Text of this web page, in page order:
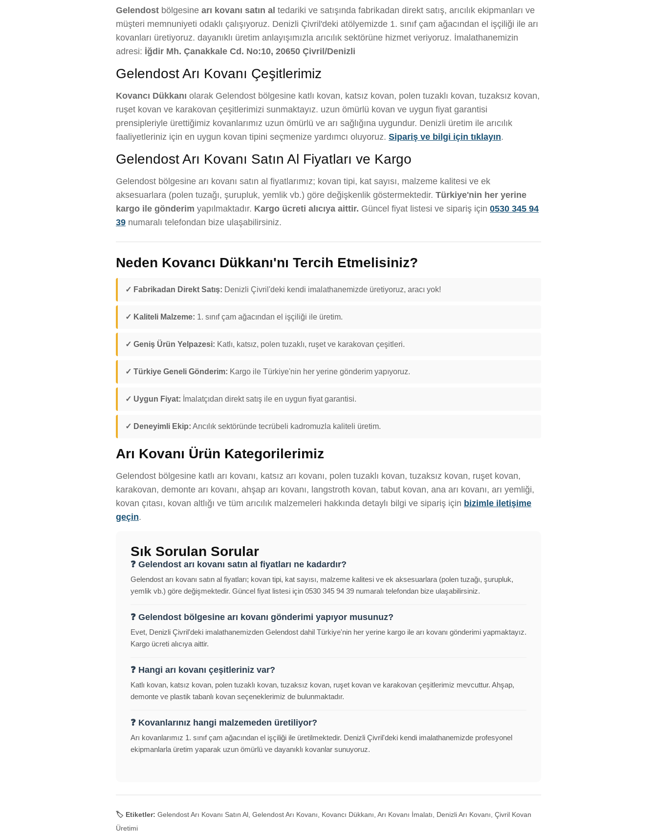
Gelendost bölgesine arı kovanı satın al tedariki ve satışında fabrikadan direkt satış, arıcılık ekipmanları ve
müşteri memnuniyeti odaklı çalışıyoruz. Denizli Çivril'deki atölyemizde 1. sınıf çam ağacından el işçiliği ile arı
kovanları üretiyoruz. dayanıklı üretim anlayışımızla arıcılık sektörüne hizmet veriyoruz. İmalathanemizin
adresi: İğdir Mh. Çanakkale Cd. No:10, 20650 Çivril/Denizli
Gelendost Arı Kovanı Çeşitlerimiz
Kovancı Dükkanı olarak Gelendost bölgesine katlı kovan, katsız kovan, polen tuzaklı kovan, tuzaksız kovan,
ruşet kovan ve karakovan çeşitlerimizi sunmaktayız. uzun ömürlü kovan ve uygun fiyat garantisi
prensipleriyle ürettiğimiz kovanlarımız uzun ömürlü ve arı sağlığına uygundur. Denizli üretim ile arıcılık
faaliyetleriniz için en uygun kovan tipini seçmenize yardımcı oluyoruz. Sipariş ve bilgi için tıklayın.
Gelendost Arı Kovanı Satın Al Fiyatları ve Kargo
Gelendost bölgesine arı kovanı satın al fiyatlarımız; kovan tipi, kat sayısı, malzeme kalitesi ve ek
aksesuarlara (polen tuzağı, şurupluk, yemlik vb.) göre değişkenlik göstermektedir. Türkiye'nin her yerine
kargo ile gönderim yapılmaktadır. Kargo ücreti alıcıya aittir. Güncel fiyat listesi ve sipariş için 0530 345 94
39 numaralı telefondan bize ulaşabilirsiniz.
Neden Kovancı Dükkanı'nı Tercih Etmelisiniz?
✓ Fabrikadan Direkt Satış: Denizli Çivril'deki kendi imalathanemizde üretiyoruz, aracı yok!
✓ Kaliteli Malzeme: 1. sınıf çam ağacından el işçiliği ile üretim.
✓ Geniş Ürün Yelpazesi: Katlı, katsız, polen tuzaklı, ruşet ve karakovan çeşitleri.
✓ Türkiye Geneli Gönderim: Kargo ile Türkiye'nin her yerine gönderim yapıyoruz.
✓ Uygun Fiyat: İmalatçıdan direkt satış ile en uygun fiyat garantisi.
✓ Deneyimli Ekip: Arıcılık sektöründe tecrübeli kadromuzla kaliteli üretim.
Arı Kovanı Ürün Kategorilerimiz
Gelendost bölgesine katlı arı kovanı, katsız arı kovanı, polen tuzaklı kovan, tuzaksız kovan, ruşet kovan,
karakovan, demonte arı kovanı, ahşap arı kovanı, langstroth kovan, tabut kovan, ana arı kovanı, arı yemliği,
kovan çıtası, kovan altlığı ve tüm arıcılık malzemeleri hakkında detaylı bilgi ve sipariş için bizimle iletişime
geçin.
Sık Sorulan Sorular
❓ Gelendost arı kovanı satın al fiyatları ne kadardır?
Gelendost arı kovanı satın al fiyatları; kovan tipi, kat sayısı, malzeme kalitesi ve ek aksesuarlara (polen tuzağı, şurupluk,
yemlik vb.) göre değişmektedir. Güncel fiyat listesi için 0530 345 94 39 numaralı telefondan bize ulaşabilirsiniz.
❓ Gelendost bölgesine arı kovanı gönderimi yapıyor musunuz?
Evet, Denizli Çivril'deki imalathanemizden Gelendost dahil Türkiye'nin her yerine kargo ile arı kovanı gönderimi yapmaktayız.
Kargo ücreti alıcıya aittir.
❓ Hangi arı kovanı çeşitleriniz var?
Katlı kovan, katsız kovan, polen tuzaklı kovan, tuzaksız kovan, ruşet kovan ve karakovan çeşitlerimiz mevcuttur. Ahşap,
demonte ve plastik tabanlı kovan seçeneklerimiz de bulunmaktadır.
❓ Kovanlarınız hangi malzemeden üretiliyor?
Arı kovanlarımız 1. sınıf çam ağacından el işçiliği ile üretilmektedir. Denizli Çivril'deki kendi imalathanemizde profesyonel
ekipmanlarla üretim yaparak uzun ömürlü ve dayanıklı kovanlar sunuyoruz.
🏷️ Etiketler: Gelendost Arı Kovanı Satın Al, Gelendost Arı Kovanı, Kovancı Dükkanı, Arı Kovanı İmalatı, Denizli Arı Kovanı, Çivril Kovan
Üretimi